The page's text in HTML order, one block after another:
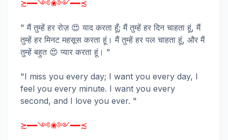
≿━━༺❀༻━━≾
" मैं तुम्हें हर रोज़ 😍 याद करता हूँ; मैं तुम्हें हर दिन चाहता हूं, मैं
तुम्हें हर मिनट महसूस करता हूं। मैं तुम्हें हर पल चाहता हूं, और मैं
तुम्हें बहुत 😍 प्यार करता हूं। "
"I miss you every day; I want you every day, I
feel you every minute. I want you every
second, and I love you ever. "
≿━━༺❀༻━━≾